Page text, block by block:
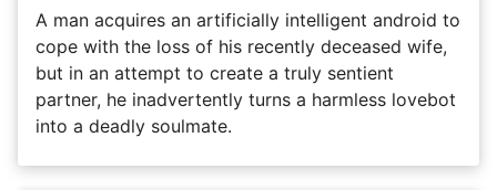
A man acquires an artificially intelligent android to
cope with the loss of his recently deceased wife,
but in an attempt to create a truly sentient
partner, he inadvertently turns a harmless lovebot
into a deadly soulmate.